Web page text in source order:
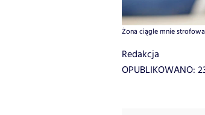
Żona ciągle mnie
Redakcja
OPUBLIKOWANO: